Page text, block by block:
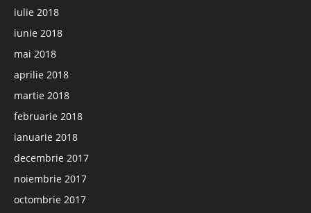
iulie 2018
iunie 2018
mai 2018
aprilie 2018
martie 2018
februarie 2018
ianuarie 2018
decembrie 2017
noiembrie 2017
octombrie 2017